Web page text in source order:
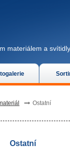
materiálem a
Ostatní
Ostatní